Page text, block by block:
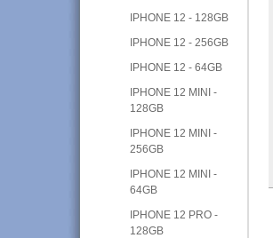
IPHONE 12 - 128GB
IPHONE 12 - 256GB
IPHONE 12 - 64GB
IPHONE 12 MINI -
128GB
IPHONE 12 MINI -
256GB
IPHONE 12 MINI -
64GB
IPHONE 12 PRO -
128GB